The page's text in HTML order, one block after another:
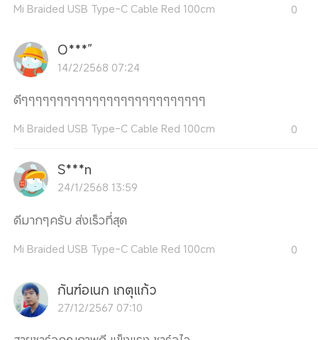
Mi Braided USB Type-C Cable Red 100cm 0
O***”
14/2/2568 07:24
ดีๆๆๆๆๆๆๆๆๆๆๆๆๆๆๆๆๆๆๆๆๆๆๆๆๆๆ
Mi Braided USB Type-C Cable Red 100cm 0
S***n
24/1/2568 13:59
ดีมากๆครับ ส่งเร็วที่สุด
Mi Braided USB Type-C Cable Red 100cm 0
กันฑ์อเนก เกตุแก้ว
27/12/2567 07:10